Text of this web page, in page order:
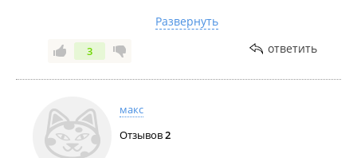
А секрет прост. Скупают г***, которые только
бомжи под алкашку могут употреблять и продают
совсем не за копейки людям.
Вот нет у этой компании своего производства как
вкладывать в производство.
Чисто бизнес по-русски в самом дрянной его
форме.
Развернуть
3 ответить
макс
Отзывов2